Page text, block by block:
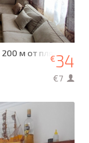
м от пляжа!
€34
€7